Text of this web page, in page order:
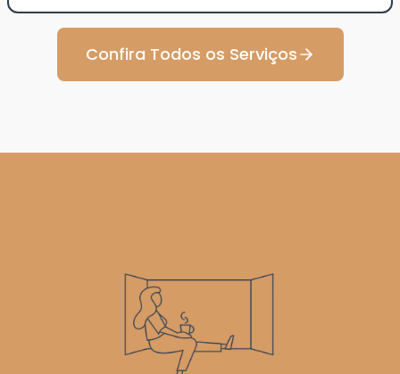
Confira Todos os Serviços